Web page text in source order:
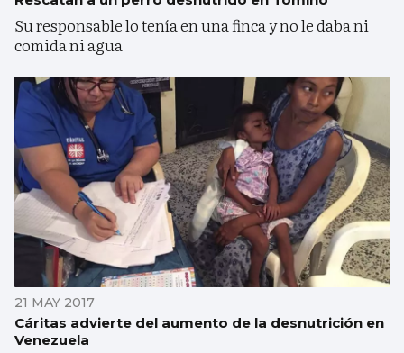
Su responsable lo tenía en una finca y no le daba ni
comida ni agua
21 MAY 2017
Cáritas advierte del aumento de la desnutrición en
Venezuela